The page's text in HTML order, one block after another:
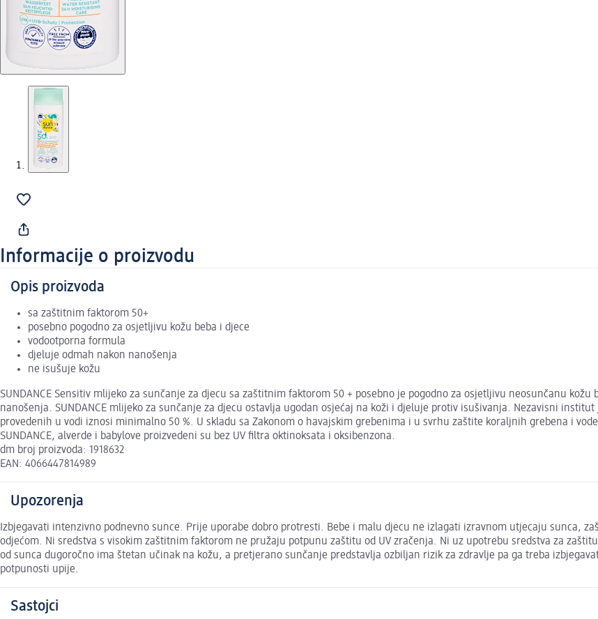
Informacije o proizvodu
Opis proizvoda
sa zaštitnim faktorom 50+
posebno pogodno za osjetljivu kožu beba i djece
vodootporna formula
djeluje odmah nakon nanošenja
ne isušuje kožu
SUNDANCE Sensitiv mlijeko za sunčanje za djecu sa zaštitnim faktorom 50 + posebno je pogodno za osjetljivu neosunčanu
nanošenja. SUNDANCE mlijeko za sunčanje za djecu ostavlja ugodan osjećaj na koži i djeluje protiv isušivanja. Nezavisni
provedenih u vodi iznosi minimalno 50 %. U skladu sa Zakonom o havajskim grebenima i u svrhu zaštite koraljnih grebena i
SUNDANCE, alverde i babylove proizvedeni su bez UV filtra oktinoksata i oksibenzona.
dm broj proizvoda: 1918632
EAN: 4066447814989
Upozorenja
Izbjegavati intenzivno podnevno sunce. Prije uporabe dobro protresti. Bebe i malu djecu ne izlagati izravnom utjecaju sunca,
odjećom. Ni sredstva s visokim zaštitnim faktorom ne pružaju potpunu zaštitu od UV zračenja. Ni uz upotrebu sredstva za
od sunca dugoročno ima štetan učinak na kožu, a pretjerano sunčanje predstavlja ozbiljan rizik za zdravlje pa ga treba
potpunosti upije.
Sastojci